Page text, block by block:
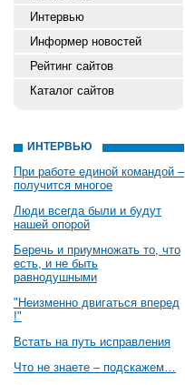
Интервью
Информер новостей
Рейтинг сайтов
Каталог сайтов
ИНТЕРВЬЮ
При работе единой командой –
получится многое
Люди всегда были и будут
нашей опорой
Беречь и приумножать то, что
есть, и не быть
равнодушными
"Неизменно двигаться вперед
!"
Встать на путь исправления
Что не знаете – подскажем…